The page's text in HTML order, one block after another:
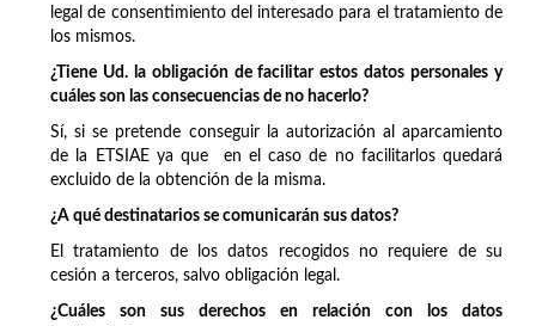
legal de consentimiento del interesado para el tratamiento de
los mismos.
¿Tiene Ud. la obligación de facilitar estos datos personales y
cuáles son las consecuencias de no hacerlo?
Sí, si se pretende conseguir la autorización al aparcamiento
de la ETSIAE ya que en el caso de no facilitarlos quedará
excluido de la obtención de la misma.
¿A qué destinatarios se comunicarán sus datos?
El tratamiento de los datos recogidos no requiere de su
cesión a terceros, salvo obligación legal.
¿Cuáles son sus derechos en relación con los datos